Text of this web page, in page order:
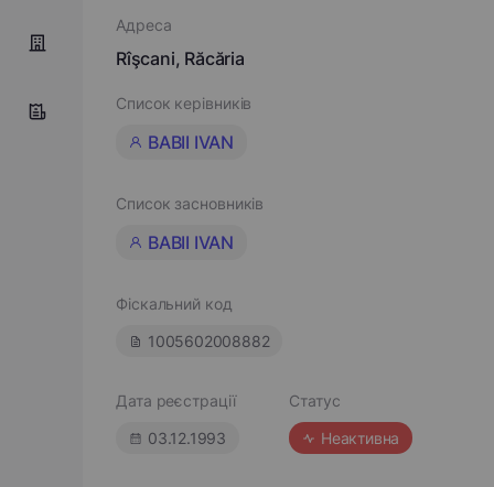
Адреса
Rîşcani, Răcăria
Список керівників
BABII IVAN
Список засновників
BABII IVAN
Фіскальний код
1005602008882
Дата реєстрації
03.12.1993
Статус
Неактивна